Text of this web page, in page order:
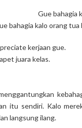
Gue bahagia
bahagia kalo orang
kerjaan gue.
juara kelas.
itu sendiri. Kalo
langsung ilang.